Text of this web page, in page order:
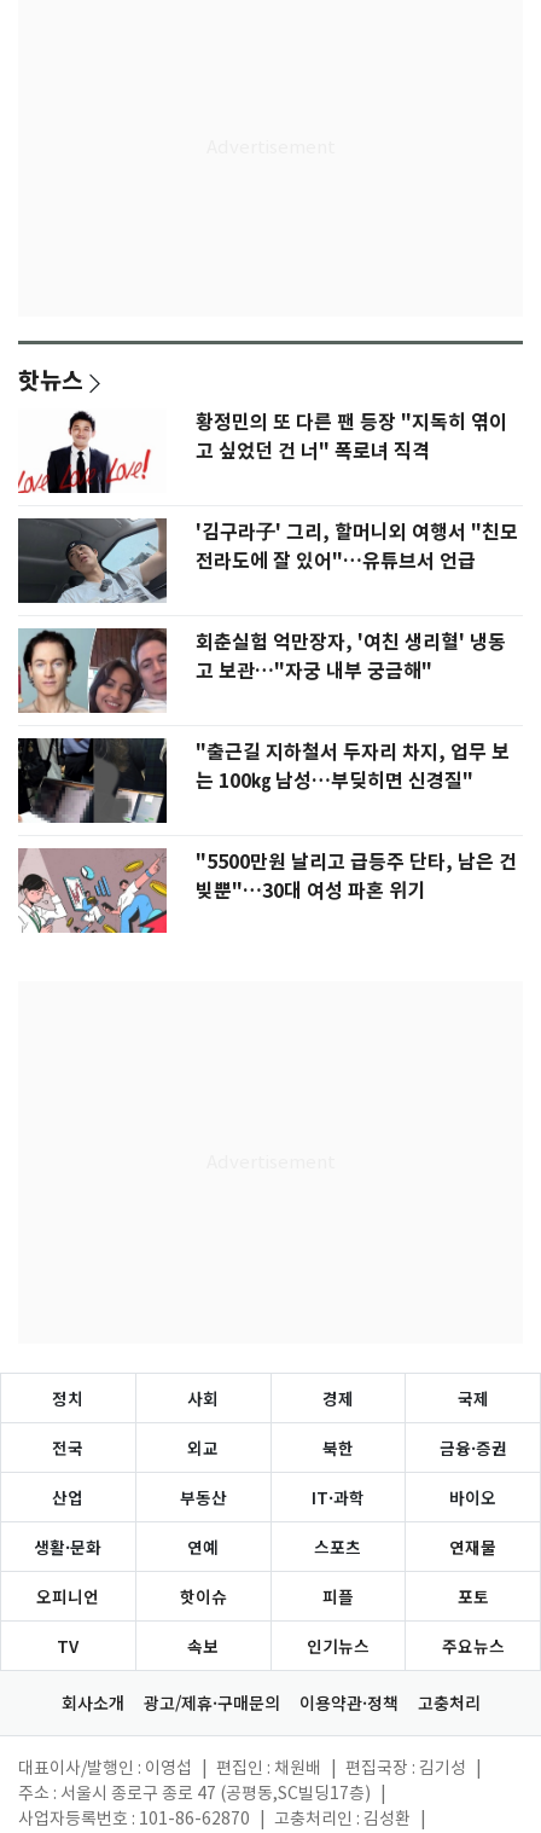
핫뉴스
황정민의 또 다른 팬 등장 "지독히 엮이
고 싶었던 건 너" 폭로녀 직격
'김구라子' 그리, 할머니외 여행서 "친모
전라도에 잘 있어"…유튜브서 언급
회춘실험 억만장자, '여친 생리혈' 냉동
고 보관…"자궁 내부 궁금해"
"출근길 지하철서 두자리 차지, 업무 보
는 100㎏ 남성…부딪히면 신경질"
"5500만원 날리고 급등주 단타, 남은 건
빚뿐"…30대 여성 파혼 위기
정치 사회 경제 국제
전국 외교 북한 금융·증권
산업 부동산 IT·과학 바이오
생활·문화 연예 스포츠 연재물
오피니언 핫이슈 피플 포토
TV 속보 인기뉴스 주요뉴스
회사소개 광고/제휴·구매문의 이용약관·정책 고충처리
대표이사/발행인 : 이영섭 편집인 : 채원배 편집국장 : 김기성
주소 : 서울시 종로구 종로 47 (공평동,SC빌딩17층)
사업자등록번호 : 101-86-62870
고충처리인 : 김성환